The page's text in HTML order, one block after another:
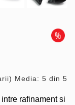
Media: 5 din 5
rafinament si